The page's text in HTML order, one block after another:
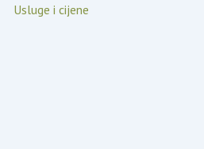
Usluge i cijene